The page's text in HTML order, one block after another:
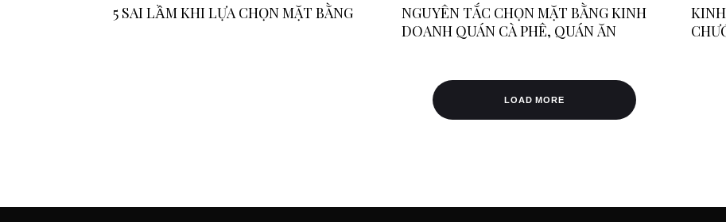
5 SAI LẦM KHI LỰA CHỌN MẶT BẰNG
NGUYÊN TẮC CHỌN MẶT BẰNG KINH
DOANH QUÁN CÀ PHÊ, QUÁN ĂN
LOAD MORE